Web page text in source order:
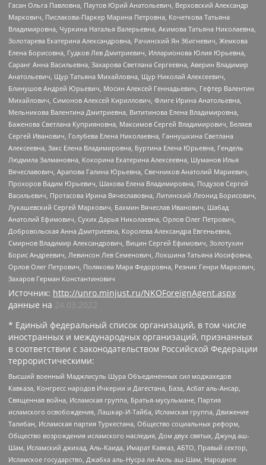
Гасан Ольга Павловна, Паутов Юрий Анатольевич, Верховский Александр
Маркович, Пислакова-Паркер Марина Петровна, Кочеткова Татьяна
Владимировна, Чуркина Наталья Валерьевна, Акимова Татьяна Николаевна,
Золотарева Екатерина Александровна, Рачинский Ян Збигневич, Жемкова
Елена Борисовна, Гудков Лев Дмитриевич, Илларионова Юлия Юрьевна,
Саранг Анна Васильевна, Захарова Светлана Сергеевна, Аверин Владимир
Анатольевич, Щур Татьяна Михайловна, Щур Николай Алексеевич,
Блинушов Андрей Юрьевич, Мосин Алексей Геннадьевич, Гефтер Валентин
Михайлович, Симонов Алексей Кириллович, Флиге Ирина Анатольевна,
Мельникова Валентина Дмитриевна, Вититинова Елена Владимировна,
Баженова Светлана Куприяновна, Максимов Сергей Владимирович, Беляев
Сергей Иванович, Голубева Елена Николаевна, Ганнушкина Светлана
Алексеевна, Закс Елена Владимировна, Буртина Елена Юрьевна, Гендель
Людмила Залмановна, Кокорина Екатерина Алексеевна, Шуманов Илья
Вячеславович, Арапова Галина Юрьевна, Свечников Анатолий Мариевич,
Прохоров Вадим Юрьевич, Шахова Елена Владимировна, Подузов Сергей
Васильевич, Протасова Ирина Вячеславовна, Литинский Леонид Борисович,
Лукашевский Сергей Маркович, Бахмин Вячеслав Иванович, Шабад
Анатолий Ефимович, Сухих Дарья Николаевна, Орлов Олег Петрович,
Добровольская Анна Дмитриевна, Королева Александра Евгеньевна,
Смирнов Владимир Александрович, Вицин Сергей Ефимович, Золотухин
Борис Андреевич, Левинсон Лев Семенович, Локшина Татьяна Иосифовна,
Орлов Олег Петрович, Полякова Мара Федоровна, Резник Генри Маркович,
Захаров Герман Константинович
Источник: http://unro.minjust.ru/NKOForeignAgent.aspx
данные на 24.03.2022
* Единый федеральный список организаций, в том числе
иностранных и международных организаций, признанных
в соответствии с законодательством Российской Федерации
террористическими:
Высший военный Маджлисуль Шура Объединенных сил моджахедов
Кавказа, Конгресс народов Ичкерии и Дагестана, База, Асбат аль-Ансар,
Священная война, Исламская группа, Братья-мусульмане, Партия
исламского освобождения, Лашкар-И-Тайба, Исламская группа, Движение
Талибан, Исламская партия Туркестана, Общество социальных реформ,
Общество возрождения исламского наследия, Дом двух святых, Джунд аш-
Шам, Исламский джихад, Аль-Каида, Имарат Кавказ, АБТО, Правый сектор,
Исламское государство, Джабха аль-Нусра ли-Ахль аш-Шам, Народное